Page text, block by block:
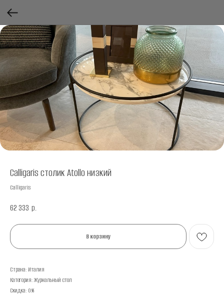
Calligaris столик Аtollo низкий
Calligaris
62 333 р.
В корзину
Страна: Италия
Категория: Журнальный стол
Скидка: 0%